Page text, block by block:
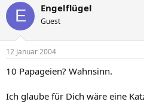
E Engelflügel
Guest
12 Januar 2004
10 Papageien? Wahnsinn.
Ich glaube für Dich wäre eine